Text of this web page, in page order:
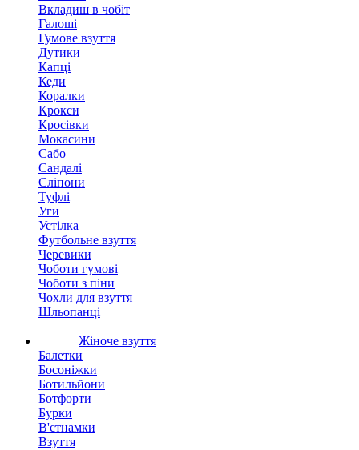
Вкладиш в чобіт
Галоші
Гумове взуття
Дутики
Капці
Кеди
Коралки
Крокси
Кросівки
Мокасини
Сабо
Сандалі
Сліпони
Туфлі
Уги
Устілка
Футбольне взуття
Черевики
Чоботи гумові
Чоботи з піни
Чохли для взуття
Шльопанці
Жіноче взуття
Балетки
Босоніжки
Ботильйони
Ботфорти
Бурки
В'єтнамки
Взуття